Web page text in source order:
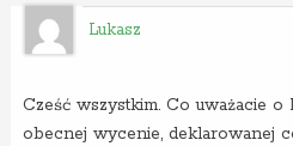
Lukasz
Cześć wszystkim. Co uważacie
obecnej wycenie, deklarowanej